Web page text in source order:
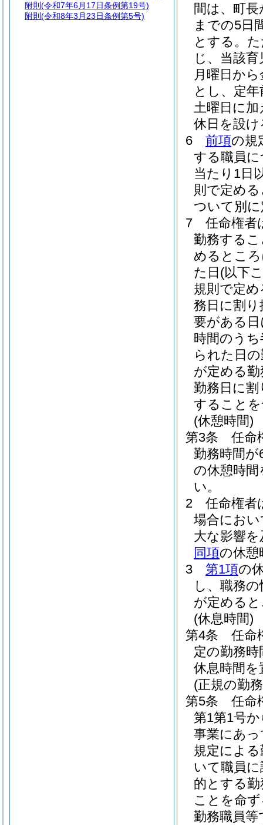
間は、町
までの5日
とする。
じ、当該
月曜日か
とし、定
土曜日に
休日を設
6
前項の規
する職員
当たり1日
則で定め
ついて別
7
任命権者
勤務する
めるとこ
た日 (以下
規則で定
務日に割
要がある
時間のう
られた日
が定める
勤務日に
すること
(休憩時間)
第3条
任命
勤務時間
の休憩時
い。
2
任命権者
場合におい
大な影響
同項の休憩
3
第1項の
し、職務
が定める
(休息時間)
第4条
任命
定の勤務
休息時間
(正規の勤
第5条
任命
第1第1号
事業にあ
規定によ
いて職員
的とする
ことを命
勤務職員
附則 (令和7年6月17日条例第19号)
附則 (令和8年3月23日条例第5号)